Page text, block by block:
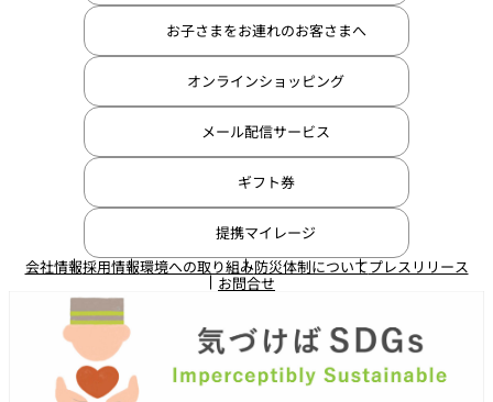
お子さまをお連れのお客さまへ
オンラインショッピング
メール配信サービス
ギフト券
提携マイレージ
会社情報採用情報環境への取り組み防災体制についてプレスリリース
お問合せ